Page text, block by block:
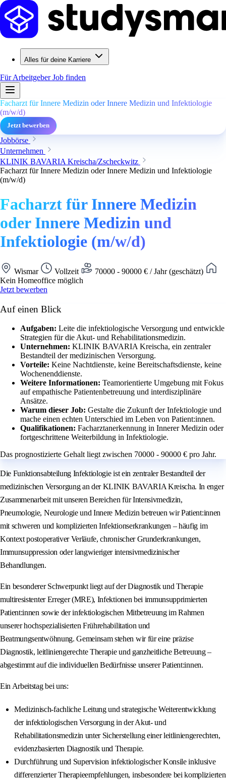
Alles für deine Karriere
Für ArbeitgeberJob finden
Facharzt für Innere Medizin oder Innere Medizin und Infektiologie
(m/w/d)
Jetzt bewerben
Jobbörse
Unternehmen
KLINIK BAVARIA Kreischa/Zscheckwitz
Facharzt für Innere Medizin oder Innere Medizin und Infektiologie
(m/w/d)
Facharzt für Innere Medizin
oder Innere Medizin und
Infektiologie (m/w/d)
Wismar Vollzeit
70000 - 90000 € / Jahr (geschätzt)
Kein Homeoffice möglich
Jetzt bewerben
Auf einen Blick
Aufgaben: Leite die infektiologische Versorgung und entwickle
Strategien für die Akut- und Rehabilitationsmedizin.
Unternehmen: KLINIK BAVARIA Kreischa, ein zentraler
Bestandteil der medizinischen Versorgung.
Vorteile: Keine Nachtdienste, keine Bereitschaftsdienste, keine
Wochenenddienste.
Weitere Informationen: Teamorientierte Umgebung mit Fokus
auf empathische Patientenbetreuung und interdisziplinäre
Ansätze.
Warum dieser Job: Gestalte die Zukunft der Infektiologie und
mache einen echten Unterschied im Leben von Patient:innen.
Qualifikationen: Facharztanerkennung in Innerer Medizin oder
fortgeschrittene Weiterbildung in Infektiologie.
Das prognostizierte Gehalt liegt zwischen 70000 - 90000 € pro Jahr.
Die Funktionsabteilung Infektiologie ist ein zentraler Bestandteil der
medizinischen Versorgung an der KLINIK BAVARIA Kreischa. In enger
Zusammenarbeit mit unseren Bereichen für Intensivmedizin,
Pneumologie, Neurologie und Innere Medizin betreuen wir Patient:innen
mit schweren und komplizierten Infektionserkrankungen – häufig im
Kontext postoperativer Verläufe, chronischer Grunderkrankungen,
Immunsuppression oder langwieriger intensivmedizinischer
Behandlungen.
Ein besonderer Schwerpunkt liegt auf der Diagnostik und Therapie
multiresistenter Erreger (MRE), Infektionen bei immunsupprimierten
Patient:innen sowie der infektiologischen Mitbetreuung im Rahmen
unserer hochspezialisierten Frührehabilitation und
Beatmungsentwöhnung. Gemeinsam stehen wir für eine präzise
Diagnostik, leitliniengerechte Therapie und ganzheitliche Betreuung –
abgestimmt auf die individuellen Bedürfnisse unserer Patient:innen.
Ein Arbeitstag bei uns:
Medizinisch-fachliche Leitung und strategische Weiterentwicklung
der infektiologischen Versorgung in der Akut- und
Rehabilitationsmedizin unter Sicherstellung einer leitliniengerechten,
evidenzbasierten Diagnostik und Therapie.
Durchführung und Supervision infektiologischer Konsile inklusive
differenzierter Therapieempfehlungen, insbesondere bei komplizierten